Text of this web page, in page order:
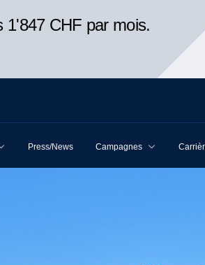
1'847 CHF par mois.
Press/News Campagnes